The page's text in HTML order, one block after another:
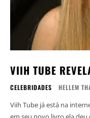
VIIH TUBE
CELEBRIDADES HELLEM
Viih Tube já está na